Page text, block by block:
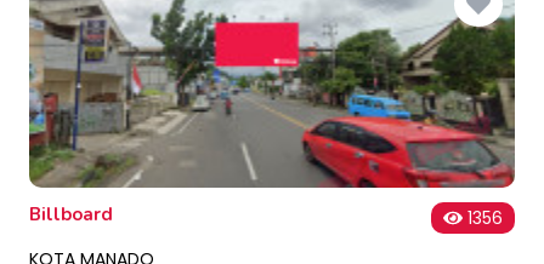
Billboard
1356
KOTA MANADO